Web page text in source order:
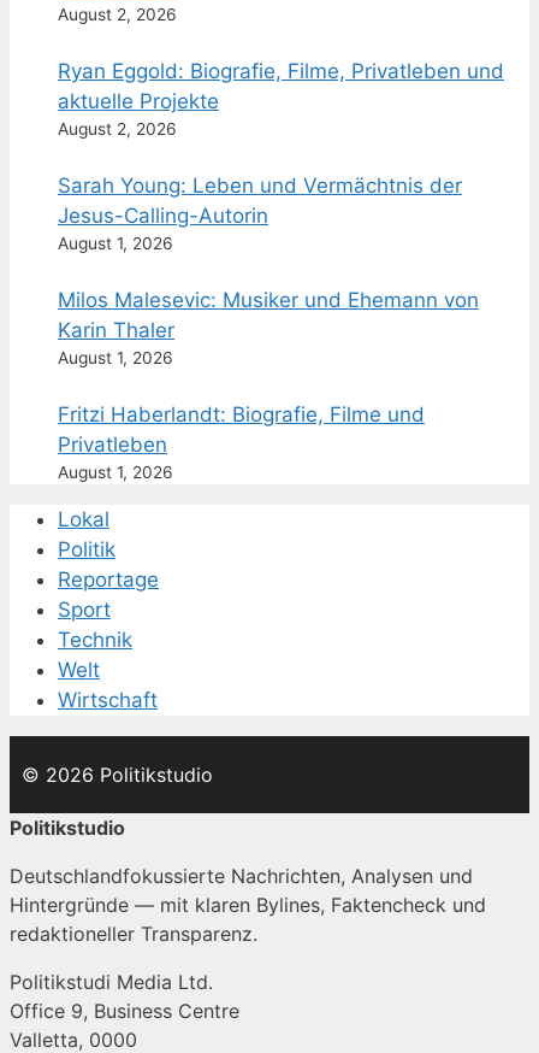
August 2, 2026
Ryan Eggold: Biografie, Filme, Privatleben und
aktuelle Projekte
August 2, 2026
Sarah Young: Leben und Vermächtnis der
Jesus-Calling-Autorin
August 1, 2026
Milos Malesevic: Musiker und Ehemann von
Karin Thaler
August 1, 2026
Fritzi Haberlandt: Biografie, Filme und
Privatleben
August 1, 2026
Lokal
Politik
Reportage
Sport
Technik
Welt
Wirtschaft
© 2026 Politikstudio
Politikstudio
Deutschlandfokussierte Nachrichten, Analysen und
Hintergründe — mit klaren Bylines, Faktencheck und
redaktioneller Transparenz.
Politikstudi Media Ltd.
Office 9, Business Centre
Valletta, 0000